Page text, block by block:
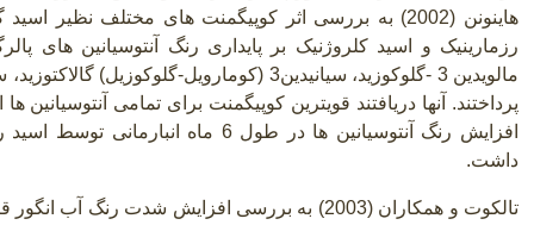
هاینونن (2002) به بررسی اثر کوپیگمنت های مختلف نظیر
مالویدین 3 -گلوکوزید، سیانیدین3 )کومارویل-گلوکوزیل) گالاکتوزید،
پرداختند. آنها دریافتند قویترین کوپیگمنت برای تمامی
افزایش رنگ آنتوسیانین ها در طول 6
داشت.
تالکوت و همکاران (2003) به بررسی افزایش شدت رنگ